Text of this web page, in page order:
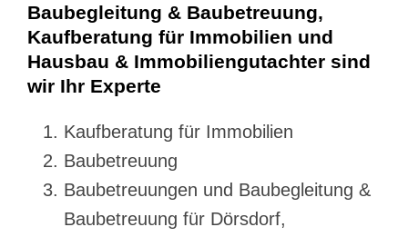
Baubegleitung & Baubetreuung,
Kaufberatung für Immobilien und
Hausbau & Immobiliengutachter sind
wir Ihr Experte
Kaufberatung für Immobilien
Baubetreuung
Baubetreuungen und Baubegleitung &
Baubetreuung für Dörsdorf,